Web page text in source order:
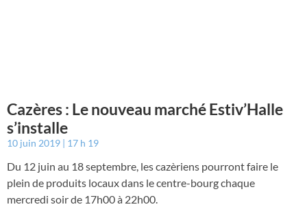
Cazères : Le nouveau marché Estiv’Halle
s’installe
10 juin 2019 17 h 19
Du 12 juin au 18 septembre, les cazèriens pourront faire le
plein de produits locaux dans le centre-bourg chaque
mercredi soir de 17h00 à 22h00.